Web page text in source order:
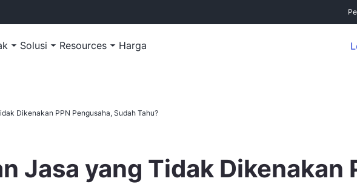
Solusi Resources Harga
Dikenakan PPN Pengusaha, Sudah Tahu?
Jasa yang Tidak Dikenakan